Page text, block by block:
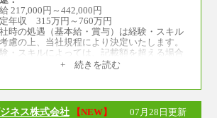
217,000円～442,000円
年収 315万円～760万円
時の処遇（基本給・賞与）は経験・スキル
慮の上、当社規程により決定いたします。
・スキルによっては、記載額を超える場合
+ 続きを読む
ネス株式会社 【NEW】 07月28日更新